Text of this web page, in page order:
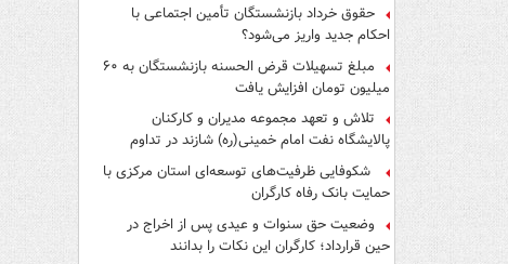
حقوق خرداد بازنشستگان تأمین اجتماعی با
احکام جدید واریز می‌شود؟
مبلغ تسهیلات قرض الحسنه بازنشستگان به ۶۰
میلیون تومان افزایش یافت
تلاش و تعهد مجموعه مدیران و کارکنان
پالایشگاه نفت امام خمینی(ره) شازند در تداوم
تولید در ایام جنگ رمضان، شایسته قدردانی است
شکوفایی ظرفیت‌های توسعه‌ای استان مرکزی با
حمایت بانک رفاه کارگران
وضعیت حق سنوات و عیدی پس از اخراج در
حین قرارداد؛ کارگران این نکات را بدانند